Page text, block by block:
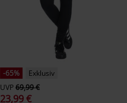
-65%
Exklusiv
UVP69,99 €
23,99 €